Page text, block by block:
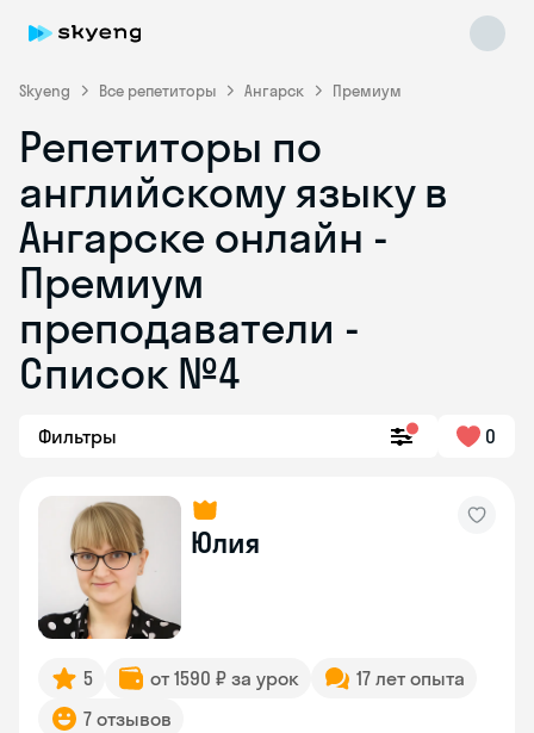
Skyeng Все репетиторы Ангарск Премиум
Репетиторы по
английскому языку в
Ангарске онлайн -
Премиум
преподаватели -
Список №4
Фильтры 0
Юлия
5 от 1590 ₽ за урок
17 лет опыта
7 отзывов
Skyeng Chat
online